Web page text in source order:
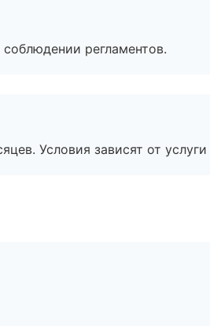
регламентов.
Условия зависят от услуги